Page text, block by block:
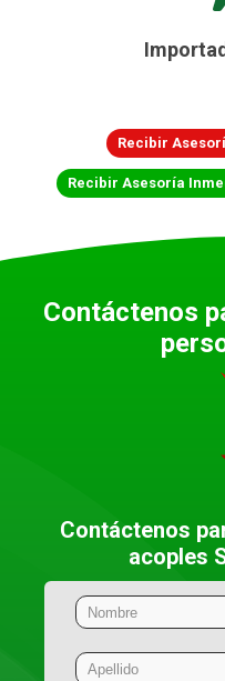
Recibir
Recibir Asesoría
Contáctenos
Contáctenos
acoples